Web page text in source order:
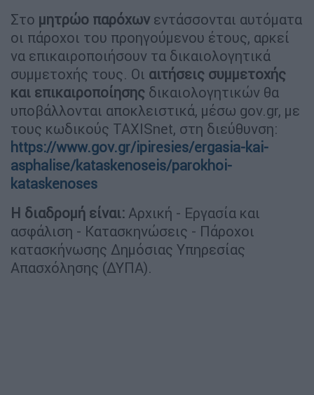
Στο μητρώο παρόχων εντάσσονται αυτόματα
οι πάροχοι του προηγούμενου έτους, αρκεί
να επικαιροποιήσουν τα δικαιολογητικά
συμμετοχής τους. Οι αιτήσεις συμμετοχής
και επικαιροποίησης δικαιολογητικών θα
υποβάλλονται αποκλειστικά, μέσω gov.gr, με
τους κωδικούς TAXISnet, στη διεύθυνση:
https://www.gov.gr/ipiresies/ergasia-kai-
asphalise/kataskenoseis/parokhoi-
kataskenoses
Η διαδρομή είναι: Αρχική - Εργασία και
ασφάλιση - Κατασκηνώσεις - Πάροχοι
κατασκήνωσης Δημόσιας Υπηρεσίας
Απασχόλησης (ΔΥΠΑ).